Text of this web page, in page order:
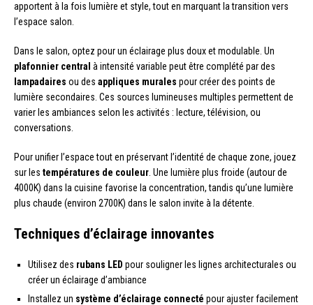
apportent à la fois lumière et style, tout en marquant la transition vers
l’espace salon.
Dans le salon, optez pour un éclairage plus doux et modulable. Un
plafonnier central à intensité variable peut être complété par des
lampadaires ou des appliques murales pour créer des points de
lumière secondaires. Ces sources lumineuses multiples permettent de
varier les ambiances selon les activités : lecture, télévision, ou
conversations.
Pour unifier l’espace tout en préservant l’identité de chaque zone, jouez
sur les températures de couleur . Une lumière plus froide (autour de
4000K) dans la cuisine favorise la concentration, tandis qu’une lumière
plus chaude (environ 2700K) dans le salon invite à la détente.
Techniques d’éclairage innovantes
Utilisez des rubans LED pour souligner les lignes architecturales ou
créer un éclairage d’ambiance
Installez un système d’éclairage connecté pour ajuster facilement